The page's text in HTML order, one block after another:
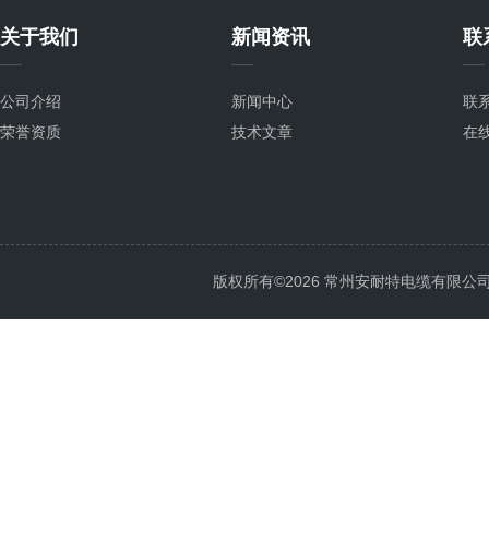
关于我们
公司介绍
荣誉资质
新闻资讯
新闻中心
技术文章
联
联
在
版权所有©2026 常州安耐特电缆有限